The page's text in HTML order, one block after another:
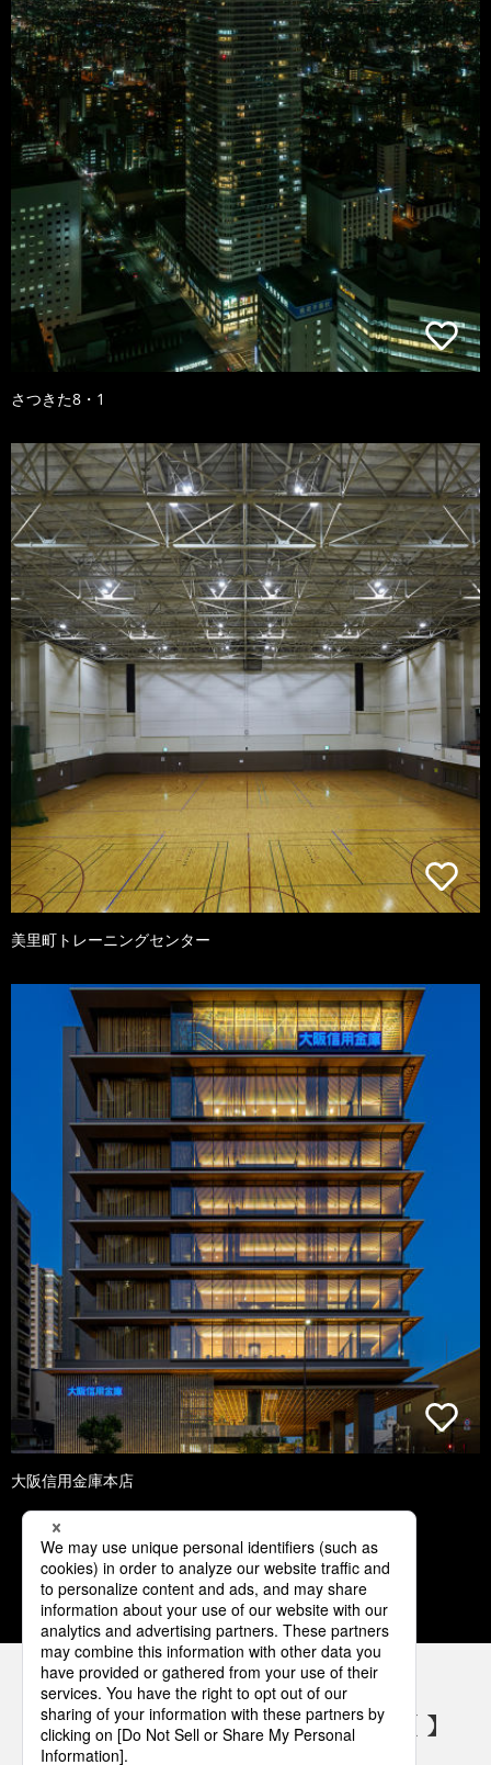
さつきた8・1
美里町トレーニングセンター
大阪信用金庫本店
1 2 3 4 5
パナソニックの電気設備 SNSアカウント